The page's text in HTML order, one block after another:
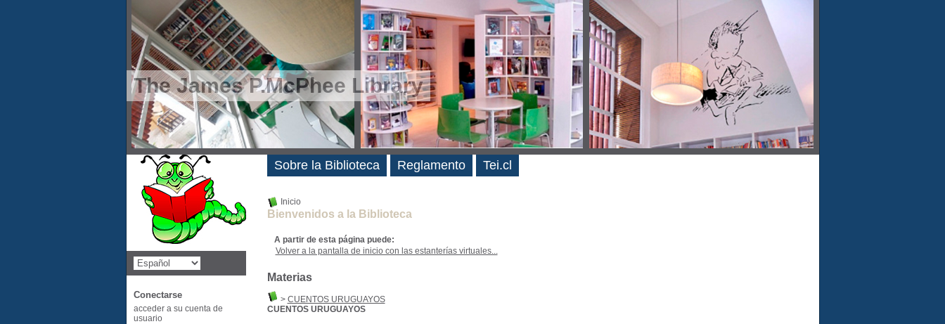
The James P.McPhee Library
Inicio
Bienvenidos a la Biblioteca
A partir de esta página puede:
Volver a la pantalla de inicio con las estanterías virtuales...
Materias
> CUENTOS URUGUAYOS
CUENTOS URUGUAYOS
Sobre la Biblioteca Reglamento Tei.cl
Novedades
Conectarse
acceder a su cuenta de
usuario